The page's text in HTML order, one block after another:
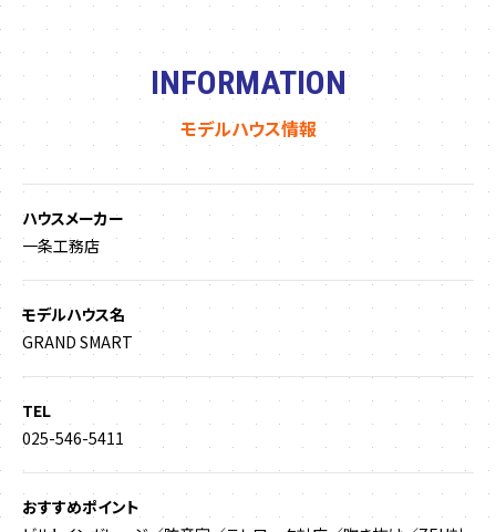
INFORMATION
モデルハウス情報
ハウスメーカー
一条工務店
モデルハウス名
GRAND SMART
TEL
025-546-5411
おすすめポイント